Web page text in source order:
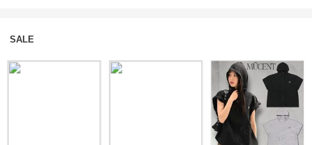
SALE